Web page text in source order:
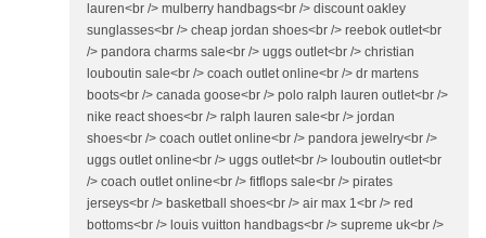
lauren<br /> mulberry handbags<br /> discount oakley
sunglasses<br /> cheap jordan shoes<br /> reebok outlet<br
/> pandora charms sale<br /> uggs outlet<br /> christian
louboutin sale<br /> coach outlet online<br /> dr martens
boots<br /> canada goose<br /> polo ralph lauren outlet<br />
nike react shoes<br /> ralph lauren sale<br /> jordan
shoes<br /> coach outlet online<br /> pandora jewelry<br />
uggs outlet online<br /> uggs outlet<br /> louboutin outlet<br
/> coach outlet online<br /> fitflops sale<br /> pirates
jerseys<br /> basketball shoes<br /> air max 1<br /> red
bottoms<br /> louis vuitton handbags<br /> supreme uk<br />